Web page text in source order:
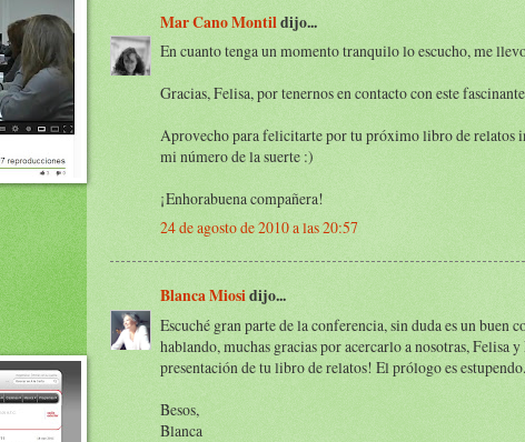
Mar Cano Montildijo...
En cuanto tenga un momento tranquilo lo escucho, me
Gracias, Felisa, por tenernos en contacto con este
Aprovecho para felicitarte por tu próximo libro de relatos
mi número de la suerte :)
¡Enhorabuena compañera!
24 de agosto de 2010 a las 20:57
Blanca Miosidijo...
Escuché gran parte de la conferencia, sin duda es un buen
hablando, muchas gracias por acercarlo a nosotras, Felisa
presentación de tu libro de relatos! El prólogo es estupendo.
Besos,
Blanca